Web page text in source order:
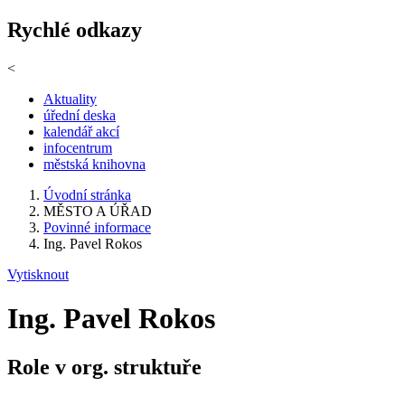
Rychlé odkazy
<
Aktuality
úřední deska
kalendář akcí
infocentrum
městská knihovna
Úvodní stránka
MĚSTO A ÚŘAD
Povinné informace
Ing. Pavel Rokos
Vytisknout
Ing. Pavel Rokos
Role v org. struktuře